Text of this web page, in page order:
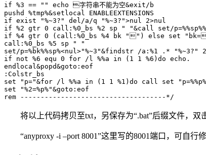
if %3 == "" echo 字符串不能为空&exit/b
pushd %tmp%&setlocal ENABLEEXTENSIONS
if exist "%~3?" del/a/q "%~3?">nul 2>nul
if %2 gtr 0 call:%0_bs %2 sp " "&call set/
if %4 gtr 0 (call:%0_bs %4 bk "") else set
call:%0_bs %5 sp " "
set/p=%bk%%sp%<nul>"%~3"&findstr /a:%1 .* "%~3?"
if not %6 equ 0 for /l %%a in (1 1 %6)do echo.
endlocal&popd&goto:eof
:Colstr_bs
set "p="&for /l %%a in (1 1 %1)do call set
set "%2=%p%"&goto:eof
rem ------------------------------------*/
将以上代码拷贝至txt，另保存为“.bat”后缀文件，双
“anyproxy -i –port 8001”这里写的8001端口，可自行修